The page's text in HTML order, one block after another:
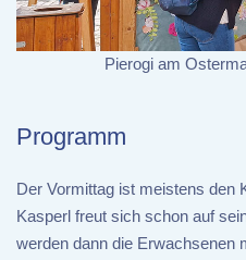
Pierogi am
Programm
Der Vormittag ist meistens den
Kasperl freut sich schon auf
werden dann die Erwachsenen